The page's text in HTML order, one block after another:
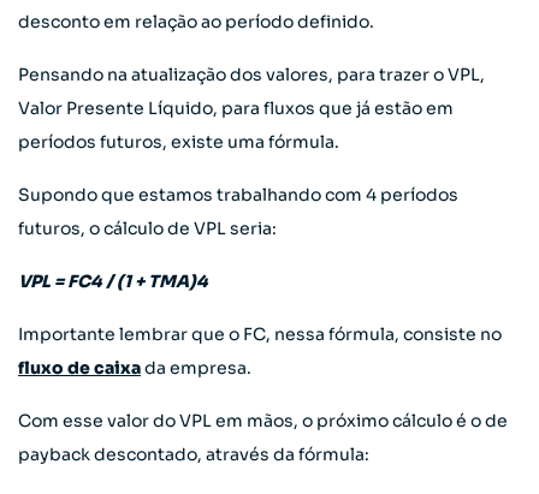
desconto em relação ao período definido.
Pensando na atualização dos valores, para trazer o VPL,
Valor Presente Líquido, para fluxos que já estão em
períodos futuros, existe uma fórmula.
Supondo que estamos trabalhando com 4 períodos
futuros, o cálculo de VPL seria:
VPL = FC4 / (1 + TMA)4
Importante lembrar que o FC, nessa fórmula, consiste no
fluxo de caixada empresa.
Com esse valor do VPL em mãos, o próximo cálculo é o de
payback descontado, através da fórmula: